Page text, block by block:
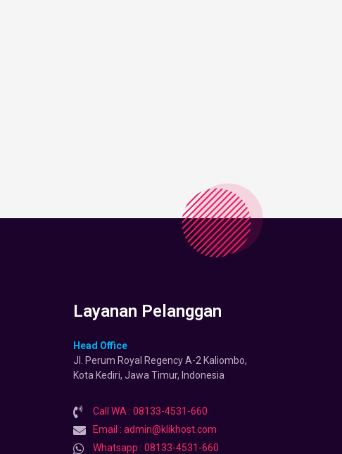
Layanan Pelanggan
Head Office
Jl. Perum Royal Regency A-2 Kaliombo,
Kota Kediri, Jawa Timur, Indonesia
Call WA : 08133-4531-660
Email : admin@klikhost.com
Whatsapp : 08133-4531-660